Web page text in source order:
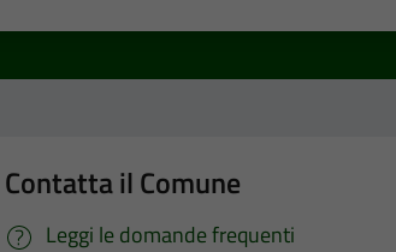
Contatta il Comune
Leggi le domande frequenti